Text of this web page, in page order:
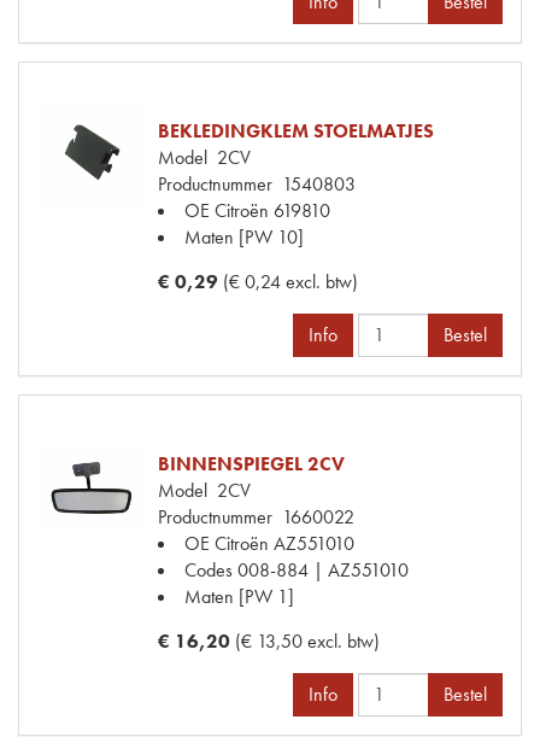
BEKLEDINGKLEM STOELMATJES
Model 2CV
Productnummer 1540803
OE Citroën 619810
Maten [PW 10]
€ 0,29 (€ 0,24 excl. btw)
Info Bestel
BINNENSPIEGEL 2CV
Model 2CV
Productnummer 1660022
OE Citroën AZ551010
Codes008-884 | AZ551010
Maten [PW 1]
€ 16,20 (€ 13,50 excl. btw)
Info Bestel